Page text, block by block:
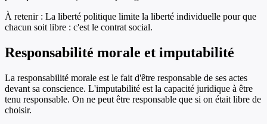
À retenir : La liberté politique limite la liberté individuelle pour que
chacun soit libre : c'est le contrat social.
Responsabilité morale et imputabilité
La responsabilité morale est le fait d'être responsable de ses actes
devant sa conscience. L'imputabilité est la capacité juridique à être
tenu responsable. On ne peut être responsable que si on était libre de
choisir.